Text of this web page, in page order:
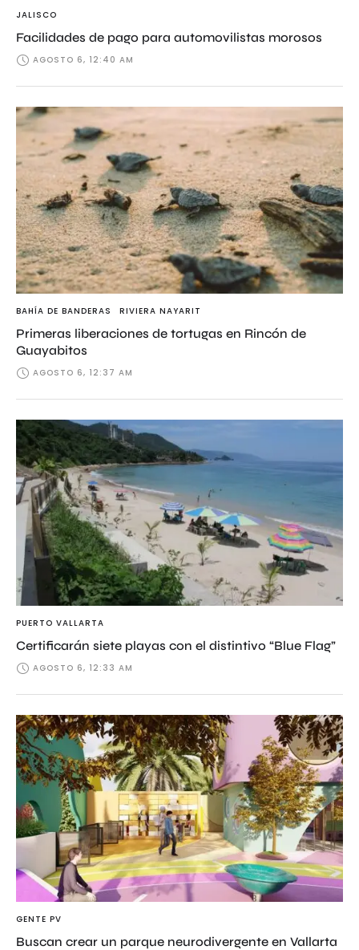
JALISCO
Facilidades de pago para automovilistas morosos
AGOSTO 6, 12:40 AM
BAHÍA DE BANDERAS RIVIERA NAYARIT
Primeras liberaciones de tortugas en Rincón de
Guayabitos
AGOSTO 6, 12:37 AM
PUERTO VALLARTA
Certificarán siete playas con el distintivo “Blue Flag”
AGOSTO 6, 12:33 AM
GENTE PV
Buscan crear un parque neurodivergente en Vallarta